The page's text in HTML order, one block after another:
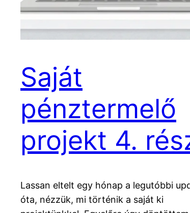
Saját
pénztermelő
projekt 4.
Lassan eltelt egy hónap a legutóbbi
óta, nézzük, mi történik a saját ki